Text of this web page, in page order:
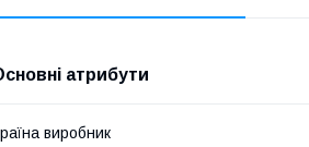
атрибути
виробник